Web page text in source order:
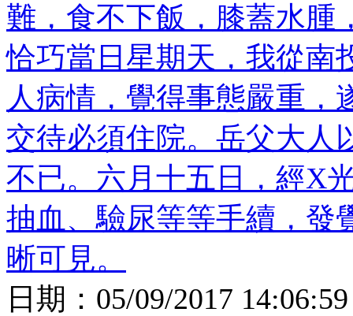
難，食不下飯，膝蓋水腫
恰巧當日星期天，我從南
人病情，覺得事態嚴重，
交待必須住院。岳父大人
不已。六月十五日，經X
抽血、驗尿等等手續，發
晰可見。
日期： 05/09/2017 14:06:59